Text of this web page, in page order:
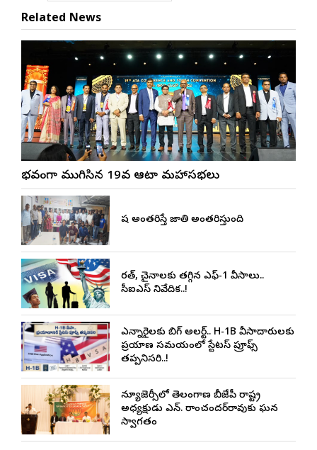
Related News
వైభవంగా ముగిసిన 19వ ఆటా మహాసభలు
భాష అంతరిస్తే జాతి అంతరిస్తుంది
భారత్, చైనాలకు తగ్గిన ఎఫ్-1 వీసాలు..
సీఐఎస్ నివేదిక..!
ఎన్నారైలకు బిగ్ అలర్ట్.. H-1B వీసాదారులకు
ప్రయాణ సమయంలో స్టేటస్ ప్రూఫ్స్
తప్పనిసరి..!
న్యూజెర్సీలో తెలంగాణ బీజేపీ రాష్ట్ర
అధ్యక్షుడు ఎన్. రాంచందర్‌రావుకు ఘన
స్వాగతం